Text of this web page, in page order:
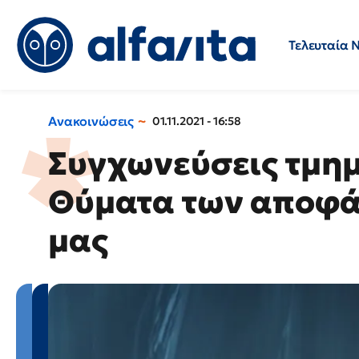
Τελευταία
Ανακοινώσεις 01.11.2021 - 16:58
Συγχωνεύσεις
Θύματα των
μας